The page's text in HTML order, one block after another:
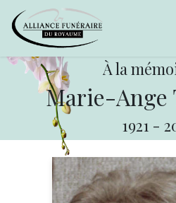
À la
Marie-Ange
1921 -